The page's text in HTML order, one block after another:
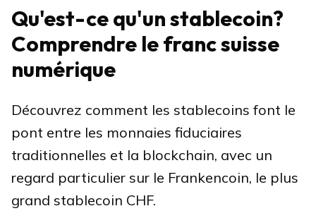
Qu'est-ce qu'un stablecoin?
Comprendre le franc suisse
numérique
Découvrez comment les stablecoins font le
pont entre les monnaies fiduciaires
traditionnelles et la blockchain, avec un
regard particulier sur le Frankencoin, le plus
grand stablecoin CHF.